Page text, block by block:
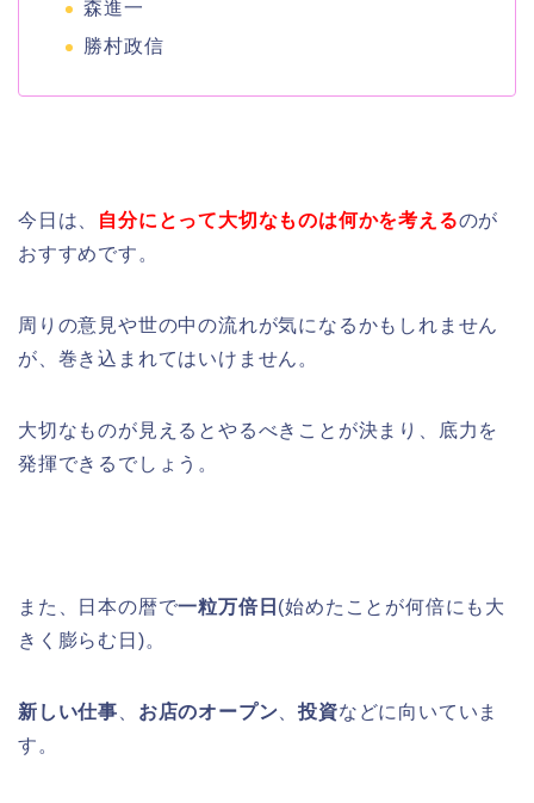
森進一
勝村政信
今日は、 自分にとって大切なものは何かを考えるのが
おすすめです。
周りの意見や世の中の流れが気になるかもしれません
が、巻き込まれてはいけません。
大切なものが見えるとやるべきことが決まり、底力を
発揮できるでしょう。
また、日本の暦で一粒万倍日 (始めたことが何倍にも大
きく膨らむ日)。
新しい仕事 お店のオープン 、投資などに向いていま
す。